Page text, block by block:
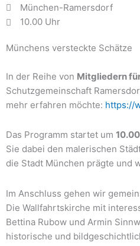
München-Ramersdorf
10.00 Uhr
Münchens versteckte Schätze
In der Reihe von Mitgliedern
Schutzgemeinschaft
mehr erfahren möchte: https://
Das Programm startet um
Sie dabei den malerischen
die Stadt München prägte und
Im Anschluss gehen wir
Die Wallfahrtskirche mit
Bettina Rubow und Armin
historische und